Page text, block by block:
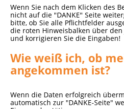
Wenn Sie nach dem Klicken des
nicht auf die "DANKE" Seite
bitte, ob Sie alle Pflichtfelder
die roten Hinweisbalken über
und korrigieren Sie die Eingaben!
Wie weiß ich, ob
angekommen ist?
Wenn die Daten erfolgreich
automatisch zur "DANKE-Seite"